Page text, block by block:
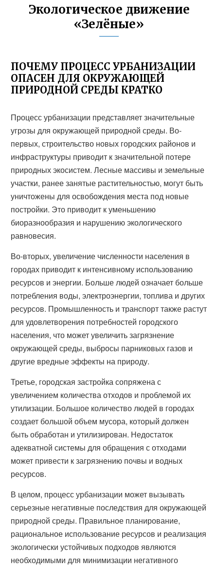
Экологическое движение
«Зелёные»
ПОЧЕМУ ПРОЦЕСС УРБАНИЗАЦИИ
ОПАСЕН ДЛЯ ОКРУЖАЮЩЕЙ
ПРИРОДНОЙ СРЕДЫ КРАТКО
Процесс урбанизации представляет значительные
угрозы для окружающей природной среды. Во-
первых, строительство новых городских районов и
инфраструктуры приводит к значительной потере
природных экосистем. Лесные массивы и земельные
участки, ранее занятые растительностью, могут быть
уничтожены для освобождения места под новые
постройки. Это приводит к уменьшению
биоразнообразия и нарушению экологического
равновесия.
Во-вторых, увеличение численности населения в
городах приводит к интенсивному использованию
ресурсов и энергии. Больше людей означает больше
потребления воды, электроэнергии, топлива и других
ресурсов. Промышленность и транспорт также растут
для удовлетворения потребностей городского
населения, что может увеличить загрязнение
окружающей среды, выбросы парниковых газов и
другие вредные эффекты на природу.
Третье, городская застройка сопряжена с
увеличением количества отходов и проблемой их
утилизации. Большое количество людей в городах
создает большой объем мусора, который должен
быть обработан и утилизирован. Недостаток
адекватной системы для обращения с отходами
может привести к загрязнению почвы и водных
ресурсов.
В целом, процесс урбанизации может вызывать
серьезные негативные последствия для окружающей
природной среды. Правильное планирование,
рациональное использование ресурсов и реализация
экологически устойчивых подходов являются
необходимыми для минимизации негативного